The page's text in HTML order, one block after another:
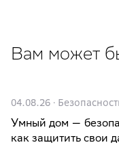
Вам может
04.08.26 ·
Умный дом —
как защитить свои